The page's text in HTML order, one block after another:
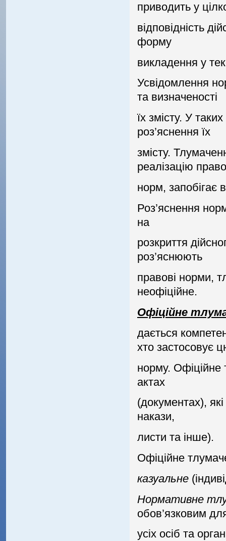
приводить у
вiдповiднiсть
форму
викладення у
Усвiдомлення
та визначеностi
їх змiсту. У
роз’яснення їх
змiсту.
реалiзацiю
норм, запобiгає
Роз’яснення
на
розкриття
роз’яснюють
правовi норми,
неофiцiйне.
Офiцiйне
дається
хто застосовує
норму. Офiцiйне
актах
(документах),
накази,
листи та iнше).
Офiцiйне
казуальне
Нормативне
обов’язковим
усiх осiб та